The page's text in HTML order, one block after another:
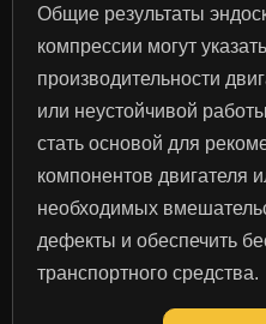
Общие результаты
компрессии могут
производительности
или неустойчивой
стать основой для
компонентов двигателя
необходимых
дефекты и обеспечить
транспортного средства.